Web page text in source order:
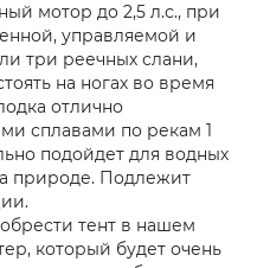
мотор до 2,5 л.с., при
управляемой и
три реечных слани,
на ногах во время
отлично
сплавами по рекам 1
подойдет для водных
природе. Подлежит
тент в нашем
который будет очень